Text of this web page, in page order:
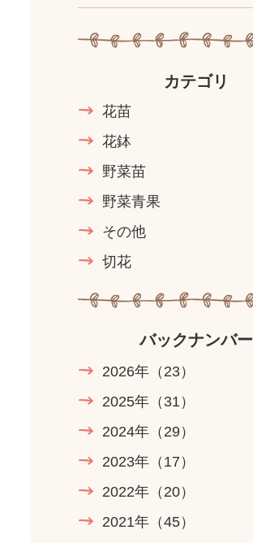
カテゴリ
花苗
花鉢
野菜苗
野菜青果
その他
切花
バックナンバー
2026年 （23）
2025年 （31）
2024年 （29）
2023年 （17）
2022年 （20）
2021年 （45）